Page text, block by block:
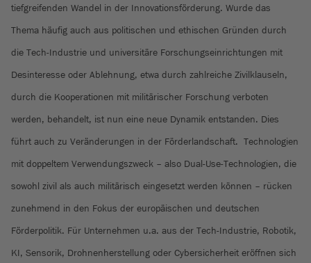
tiefgreifenden Wandel in der Innovationsförderung. Wurde das
Thema häufig auch aus politischen und ethischen Gründen durch
die Tech-Industrie und universitäre Forschungseinrichtungen mit
Desinteresse oder Ablehnung, etwa durch zahlreiche Zivilklauseln,
durch die Kooperationen mit militärischer Forschung verboten
werden, behandelt, ist nun eine neue Dynamik entstanden. Dies
führt auch zu Veränderungen in der Förderlandschaft. Technologien
mit doppeltem Verwendungszweck – also Dual-Use-Technologien, die
sowohl zivil als auch militärisch eingesetzt werden können – rücken
zunehmend in den Fokus der europäischen und deutschen
Förderpolitik. Für Unternehmen u.a. aus der Tech-Industrie, Robotik,
KI, Sensorik, Drohnenherstellung oder Cybersicherheit eröffnen sich